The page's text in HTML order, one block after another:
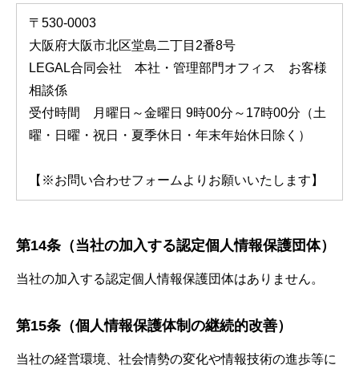
〒530-0003
大阪府大阪市北区堂島二丁目2番8号
LEGAL合同会社 本社・管理部門オフィス お客様
相談係
受付時間 月曜日～金曜日 9時00分～17時00分（土
曜・日曜・祝日・夏季休日・年末年始休日除く）
【 ※お問い合わせフォームよりお願いいたします 】
第14条（当社の加入する認定個人情報保護団体）
当社の加入する認定個人情報保護団体はありません。
第15条（個人情報保護体制の継続的改善）
当社の経営環境、社会情勢の変化や情報技術の進歩等に